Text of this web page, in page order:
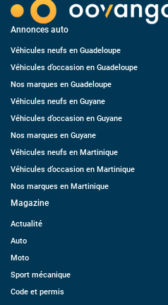
Annonces auto
Véhicules neufs en Guadeloupe
Véhicules d’occasion en Guadeloupe
Nos marques en Guadeloupe
Véhicules neufs en Guyane
Véhicules d’occasion en Guyane
Nos marques en Guyane
Véhicules neufs en Martinique
Véhicules d’occasion en Martinique
Nos marques en Martinique
Magazine
Actualité
Auto
Moto
Sport mécanique
Code et permis